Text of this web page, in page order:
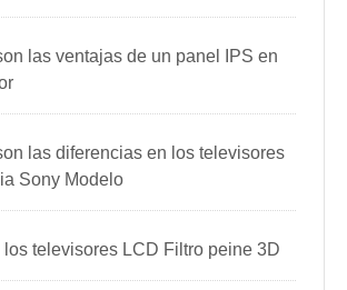
las ventajas de un panel IPS en
las diferencias en los televisores
Sony Modelo
los televisores LCD Filtro peine 3D